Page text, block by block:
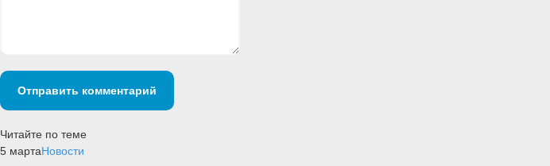
Отправить комментарий
Читайте по теме
5 мартаНовости